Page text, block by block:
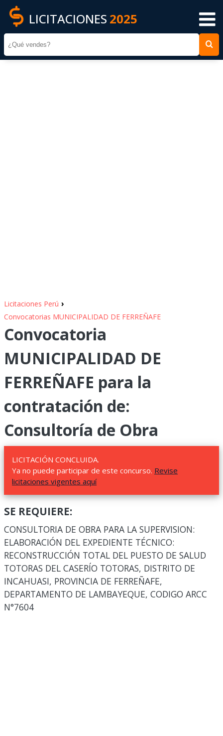
LICITACIONES 2025
Licitaciones Perú ›
Convocatorias MUNICIPALIDAD DE FERREÑAFE
Convocatoria
MUNICIPALIDAD DE
FERREÑAFE para la
contratación de:
Consultoría de Obra
LICITACIÓN CONCLUIDA.
Ya no puede participar de este concurso. Revise
licitaciones vigentes aquí
SE REQUIERE:
CONSULTORIA DE OBRA PARA LA SUPERVISION:
ELABORACIÓN DEL EXPEDIENTE TÉCNICO:
RECONSTRUCCIÓN TOTAL DEL PUESTO DE SALUD
TOTORAS DEL CASERÍO TOTORAS, DISTRITO DE
INCAHUASI, PROVINCIA DE FERREÑAFE,
DEPARTAMENTO DE LAMBAYEQUE, CODIGO ARCC
N°7604